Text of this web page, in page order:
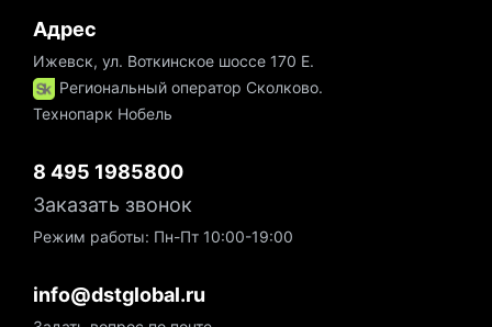
Адрес
Ижевск, ул. Воткинское шоссе 170 Е.
Региональный оператор Сколково.
Технопарк Нобель
8 495 1985800
Заказать звонок
Режим работы: Пн-Пт 10:00-19:00
info@dstglobal.ru